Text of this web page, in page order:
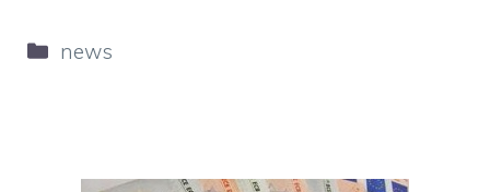
Categorie
news